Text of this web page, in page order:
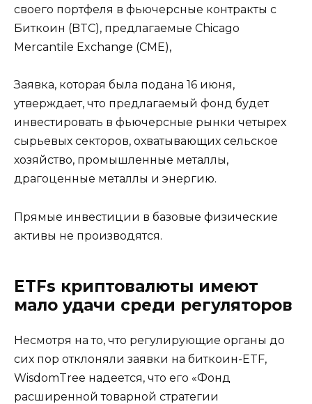
своего портфеля в фьючерсные контракты с
Биткоин (BTC), предлагаемые Chicago
Mercantile Exchange (CME),
Заявка, которая была подана 16 июня,
утверждает, что предлагаемый фонд будет
инвестировать в фьючерсные рынки четырех
сырьевых секторов, охватывающих сельское
хозяйство, промышленные металлы,
драгоценные металлы и энергию.
Прямые инвестиции в базовые физические
активы не производятся.
ETFs криптовалюты имеют
мало удачи среди регуляторов
Несмотря на то, что регулирующие органы до
сих пор отклоняли заявки на биткоин-ETF,
WisdomTree надеется, что его «Фонд
расширенной товарной стратегии